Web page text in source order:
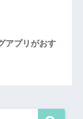
アプリがおす